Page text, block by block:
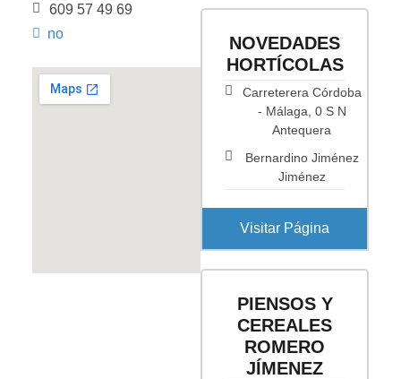
609 57 49 69
no
NOVEDADES
HORTÍCOLAS
Carreterera Córdoba
- Málaga, 0 S N
Antequera
Bernardino Jiménez
Jiménez
Visitar Página
PIENSOS Y
CEREALES
ROMERO
JÍMENEZ